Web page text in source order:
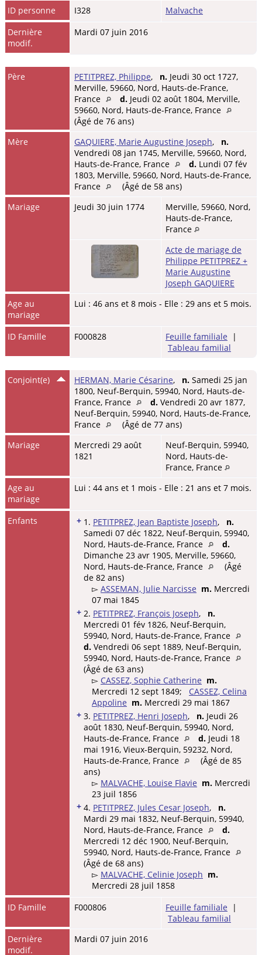
ID personne I328
Malvache
Dernière
modif.
Mardi 07 juin 2016
Père PETITPREZ, Philippe, n. Jeudi 30 oct 1727,
Merville, 59660, Nord, Hauts-de-France,
France
d. Jeudi 02 août 1804, Merville,
59660, Nord, Hauts-de-France, France
(Âgé de 76 ans)
Mère
GAQUIERE, Marie Augustine Joseph, n.
Vendredi 08 jan 1745, Merville, 59660, Nord,
Hauts-de-France, France
d. Lundi 07 fév
1803, Merville, 59660, Nord, Hauts-de-France,
France
(Âgé de 58 ans)
Mariage
Jeudi 30 juin 1774
Merville, 59660, Nord,
Hauts-de-France,
France
Acte de mariage de
Philippe PETITPREZ +
Marie Augustine
Joseph GAQUIERE
Age au
mariage
Lui : 46 ans et 8 mois - Elle : 29 ans et 5 mois.
ID Famille F000828 Feuille familiale |
Tableau familial
Conjoint(e) HERMAN, Marie Césarine, n. Samedi 25 jan
1800, Neuf-Berquin, 59940, Nord, Hauts-de-
France, France
d. Vendredi 20 avr 1877,
Neuf-Berquin, 59940, Nord, Hauts-de-France,
France
(Âgé de 77 ans)
Mariage
Mercredi 29 août
1821
Neuf-Berquin, 59940,
Nord, Hauts-de-
France, France
Age au
mariage
Lui : 44 ans et 1 mois - Elle : 21 ans et 7 mois.
Enfants + 1. PETITPREZ, Jean Baptiste Joseph, n.
Samedi 07 déc 1822, Neuf-Berquin, 59940,
Nord, Hauts-de-France, France
d.
Dimanche 23 avr 1905, Merville, 59660,
Nord, Hauts-de-France, France
(Âgé
de 82 ans)
▻ ASSEMAN, Julie Narcisse m. Mercredi
07 mai 1845
+ 2. PETITPREZ, François Joseph, n.
Mercredi 01 fév 1826, Neuf-Berquin,
59940, Nord, Hauts-de-France, France
d. Vendredi 06 sept 1889, Neuf-Berquin,
59940, Nord, Hauts-de-France, France
(Âgé de 63 ans)
▻ CASSEZ, Sophie Catherine m.
Mercredi 12 sept 1849; CASSEZ, Celina
Appoline m. Mercredi 29 mai 1867
+ 3. PETITPREZ, Henri Joseph, n. Jeudi 26
août 1830, Neuf-Berquin, 59940, Nord,
Hauts-de-France, France
d. Jeudi 18
mai 1916, Vieux-Berquin, 59232, Nord,
Hauts-de-France, France
(Âgé de 85
ans)
▻ MALVACHE, Louise Flavie m. Mercredi
23 juil 1856
+ 4. PETITPREZ, Jules Cesar Joseph, n.
Mardi 29 mai 1832, Neuf-Berquin, 59940,
Nord, Hauts-de-France, France
d.
Mercredi 12 déc 1900, Neuf-Berquin,
59940, Nord, Hauts-de-France, France
(Âgé de 68 ans)
▻ MALVACHE, Celinie Joseph m.
Mercredi 28 juil 1858
ID Famille
F000806 Feuille familiale |
Tableau familial
Dernière
modif.
Mardi 07 juin 2016